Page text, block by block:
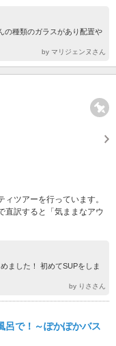
種類のガラスがあり配置や
by マリジェンヌさん
ツアーを行っています。
直訳すると「気ままなアウ
ました！ 初めてSUPをしま
by りささん
呂で！～ぽかぽかバス